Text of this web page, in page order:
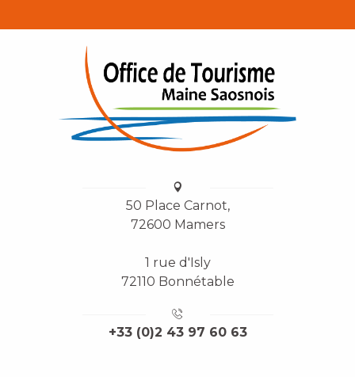
50 Place Carnot,
72600 Mamers
1 rue d'Isly
72110 Bonnétable
+33 (0)2 43 97 60 63